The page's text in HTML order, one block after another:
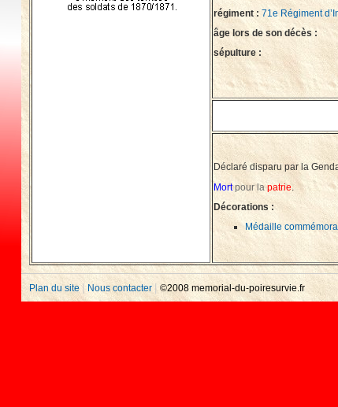
régiment : 71e Régiment
âge lors de son décès :
sépulture :
Déclaré disparu par la
Mort pour la patrie.
Décorations :
Médaille
Plan du site| Nous contacter | ©2008 memorial-du-poiresurvie.fr